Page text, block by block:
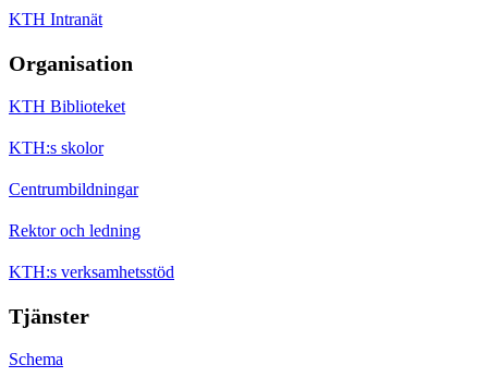
KTH Intranät
Organisation
KTH Biblioteket
KTH:s skolor
Centrumbildningar
Rektor och ledning
KTH:s verksamhetsstöd
Tjänster
Schema